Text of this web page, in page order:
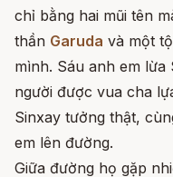
chỉ bằng hai mũi tên
thần Garuda và một
mình. Sáu anh em
người được vua cha
Sinxay tưởng thật,
em lên đường.
Giữa đường họ gặp